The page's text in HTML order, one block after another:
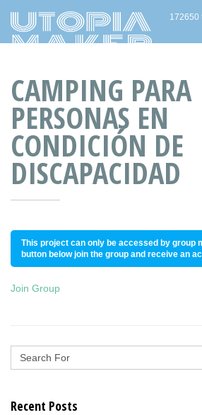
172650
CAMPING PARA
PERSONAS EN
CONDICIÓN DE
DISCAPACIDAD
This project can only be accessed by group
button below join the group and receive an
Join Group
Recent Posts